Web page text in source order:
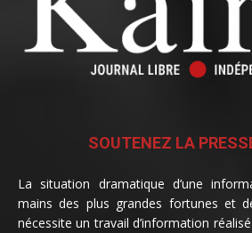
SOUTENEZ LA
La situation dramatique d’une
mains des plus grandes fortunes et
nécessite un travail d’information